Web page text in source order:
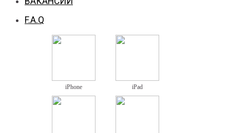
F.A.Q
iPhone iPad